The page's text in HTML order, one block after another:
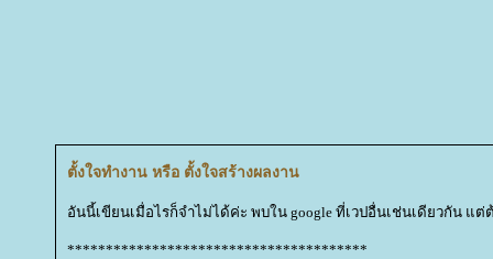
ตั้งใจทำงาน หรือ ตั้งใจสร้างผลงาน
อันนี้เขียนเมื่อไรก็จำไม่ได้ค่ะ พบใน google ที่เวปอื่นเช่นเดียวกัน แ
***************************************